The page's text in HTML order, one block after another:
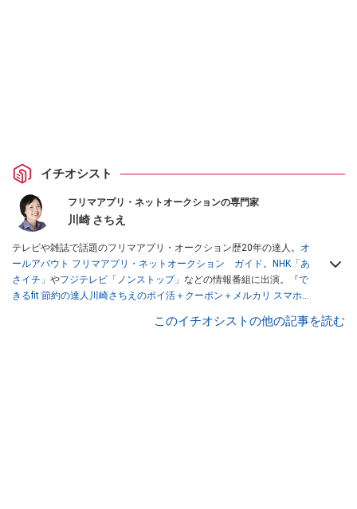
イチオシスト
フリマアプリ・ネットオークションの専門家
川崎 さちえ
テレビや雑誌で話題のフリマアプリ・オークション歴20年の達人。 オ
ールアバウト フリマアプリ・ネットオークション ガイド。
NHK「あ
さイチ」 やフジテレビ「ノンストップ」 などの情報番組に出演。
『で
きるfit 節約の達人川崎さちえのポイ活＋クーポン＋メルカリ スマホで
スマホ1つでスキマ時間に効率的に稼ぐ！』（翔泳社刊） ほか著書多
このイチオシストの他の記事を読む